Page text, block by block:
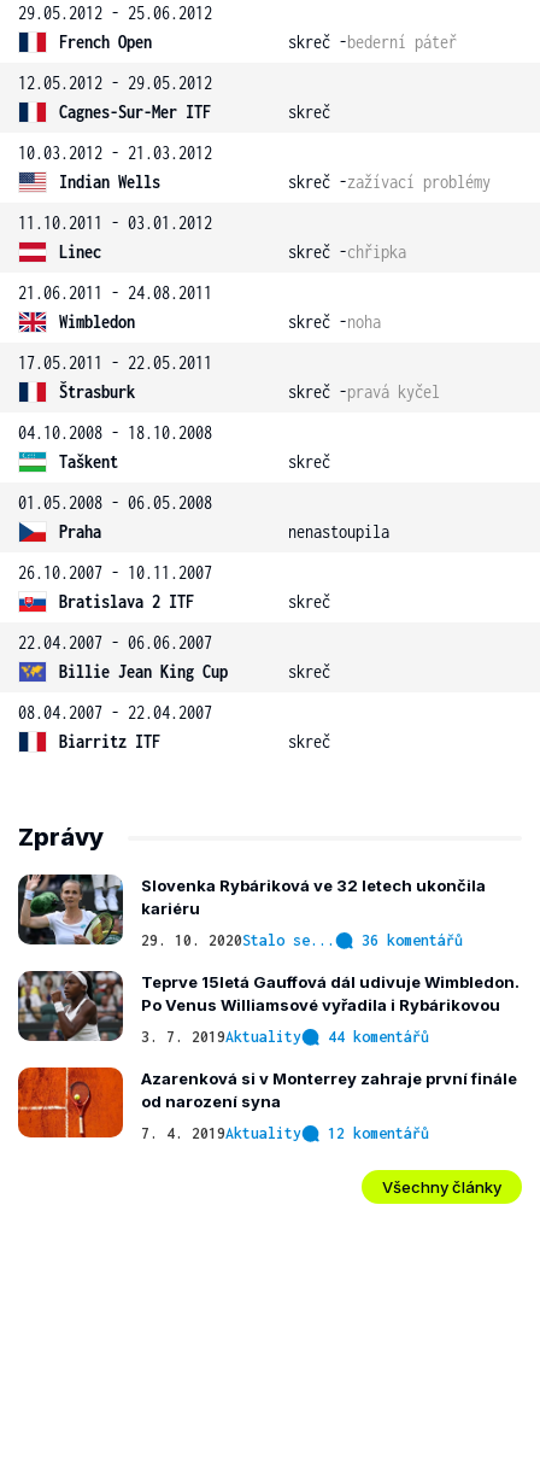
29.05.2012 - 25.06.2012
French Open
skreč -bederní páteř
12.05.2012 - 29.05.2012
Cagnes-Sur-Mer ITF
skreč
10.03.2012 - 21.03.2012
Indian Wells
skreč -zažívací problémy
11.10.2011 - 03.01.2012
Linec
skreč -chřipka
21.06.2011 - 24.08.2011
Wimbledon
skreč -noha
17.05.2011 - 22.05.2011
Štrasburk
skreč -pravá kyčel
04.10.2008 - 18.10.2008
Taškent
skreč
01.05.2008 - 06.05.2008
Praha
nenastoupila
26.10.2007 - 10.11.2007
Bratislava 2 ITF
skreč
22.04.2007 - 06.06.2007
Billie Jean King Cup
skreč
08.04.2007 - 22.04.2007
Biarritz ITF
skreč
Zprávy
Slovenka Rybáriková ve 32 letech ukončila
kariéru
29. 10. 2020Stalo se... 36 komentářů
Teprve 15letá Gauffová dál udivuje Wimbledon.
Po Venus Williamsové vyřadila i Rybárikovou
3. 7. 2019Aktuality 44 komentářů
Azarenková si v Monterrey zahraje první finále
od narození syna
7. 4. 2019Aktuality 12 komentářů
Všechny články